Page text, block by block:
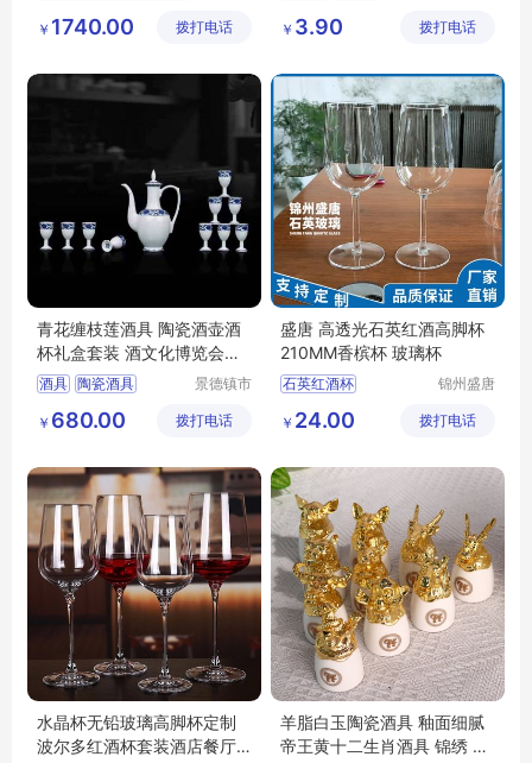
有限公司
￥ 1740.00 拨打电话
品有限公
￥ 3.90 拨打电话
青花缠枝莲酒具 陶瓷酒壶酒
杯礼盒套装 酒文化博览会展
品
酒具 陶瓷酒具
青花酒具
景德镇市
有限公司
￥ 680.00 拨打电话
盛唐 高透光石英红酒高脚杯
210MM香槟杯 玻璃杯
石英红酒杯
石英玻璃杯
锦州盛唐
有限公司
￥ 24.00 拨打电话
水晶杯无铅玻璃高脚杯定制
波尔多红酒杯套装酒店餐厅
羊脂白玉陶瓷酒具 釉面细腻
帝王黄十二生肖酒具 锦绣 温